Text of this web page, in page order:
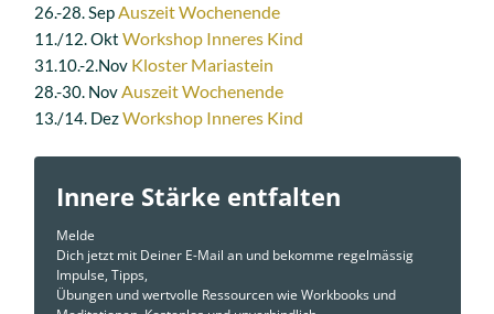
26.-28. SepAuszeit Wochenende
11./12. Okt Workshop Inneres Kind
31.10.-2.Nov Kloster Mariastein
28.-30. NovAuszeit Wochenende
13./14. DezWorkshop Inneres Kind
Innere Stärke entfalten
Melde
Dich jetzt mit Deiner E-Mail an und bekomme regelmässig
Impulse, Tipps,
Übungen und wertvolle Ressourcen wie Workbooks und